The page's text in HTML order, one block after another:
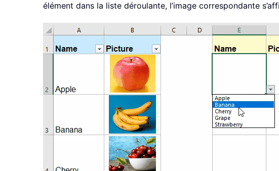
élément dans la liste déroulante, l’image correspondante